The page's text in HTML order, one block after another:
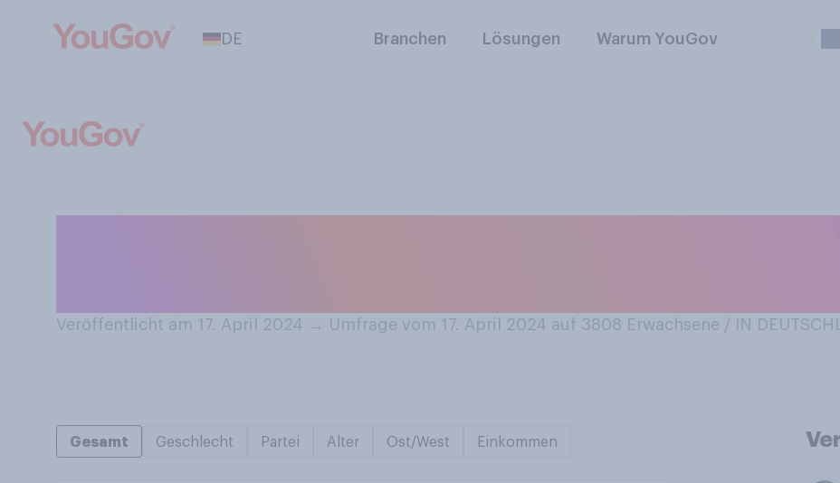
DE Branchen Lösungen Warum YouGov
Veröffentlicht am 17. April 2024 → Umfrage vom 17. April 2024 auf 3808 Erwachsene / IN
Gesamt Geschlecht Partei Alter Ost/West Einkommen